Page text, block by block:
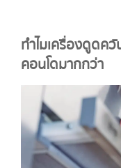
ทำไมเครื่องดูดค
คอนโดมากกว่า